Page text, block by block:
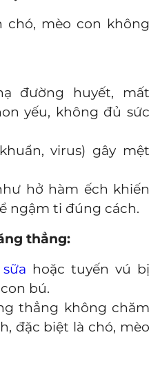
chó, mèo con không
đường huyết, mất
yếu, không đủ sức
virus) gây mệt
hở hàm ếch khiến
ngậm ti đúng cách.
thẳng:
hoặc tuyến vú bị
bú.
thẳng không chăm
đặc biệt là chó, mèo